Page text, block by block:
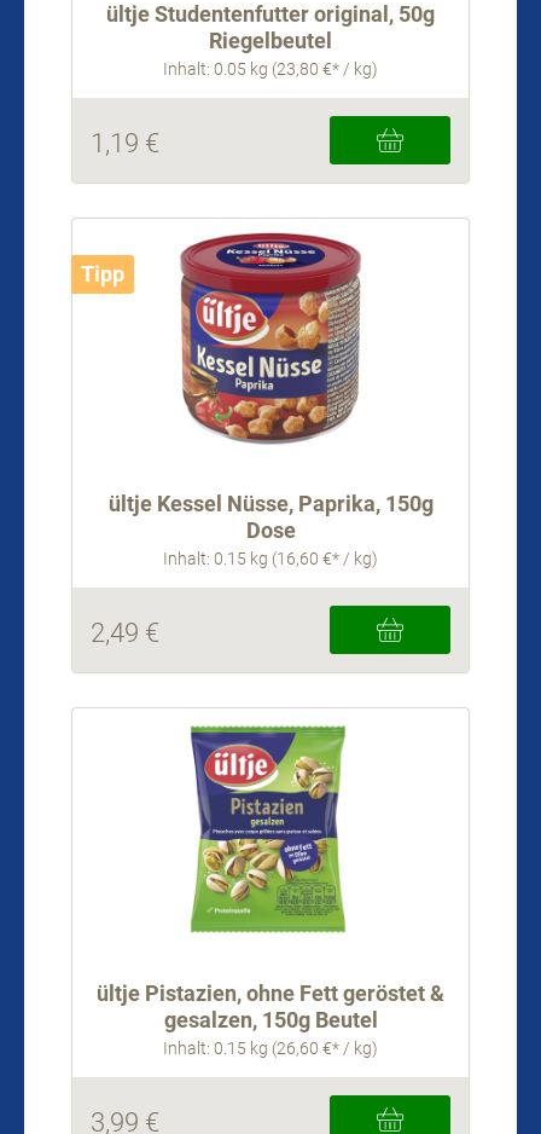
ültje Studentenfutter original, 50g
Riegelbeutel
Inhalt: 0.05 kg (23,80 €* / kg)
1,19 €
Tipp
ültje Kessel Nüsse, Paprika, 150g
Dose
Inhalt: 0.15 kg (16,60 €* / kg)
2,49 €
ültje Pistazien, ohne Fett geröstet &
gesalzen, 150g Beutel
Inhalt: 0.15 kg (26,60 €* / kg)
3,99 €